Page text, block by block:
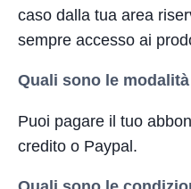
caso dalla tua area
sempre accesso ai
Quali sono le
Puoi pagare il tuo
credito o Paypal.